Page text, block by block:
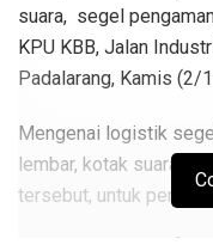
suara, segel
KPU KBB, Jalan
Padalarang, Kamis (2/
Mengenai logistik
lembar, kotak suara
tersebut, untuk